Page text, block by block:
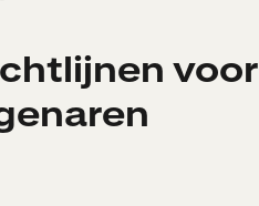
voor